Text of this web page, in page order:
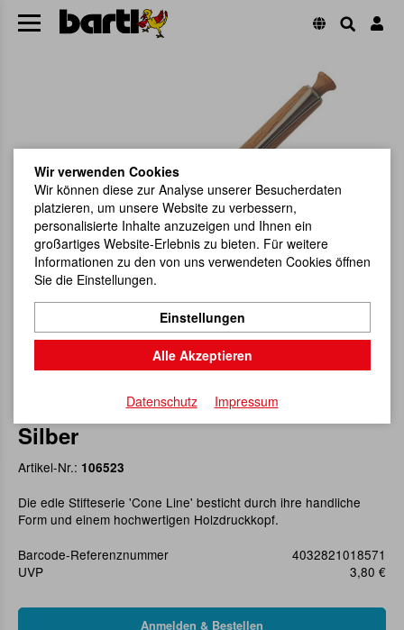
Druckkugelschreiber Cone Line,
Silber
Artikel-Nr.: 106523
Die edle Stifteserie 'Cone Line' besticht durch ihre handliche
Form und einem hochwertigen Holzdruckkopf.
Barcode-Referenznummer
4032821018571
UVP
3,80 €
Wir verwenden Cookies
Wir können diese zur Analyse unserer Besucherdaten
platzieren, um unsere Website zu verbessern,
personalisierte Inhalte anzuzeigen und Ihnen ein
großartiges Website-Erlebnis zu bieten. Für weitere
Informationen zu den von uns verwendeten Cookies öffnen
Sie die Einstellungen.
Einstellungen
Alle Akzeptieren
Datenschutz Impressum